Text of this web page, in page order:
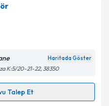
Gönder
takvimi talebi oluşturun.
almanız için bir takvim
bilgilendireceğiz.
ilişkin
verilerimin belirtilen
Haritada Göster
K:5/20-21-22, 38350
Talep Et